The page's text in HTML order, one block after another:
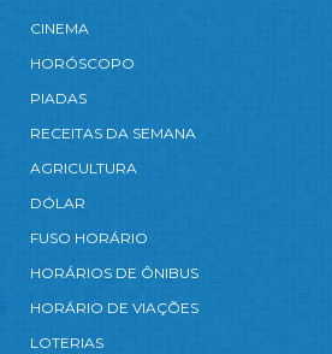
CINEMA
HORÓSCOPO
PIADAS
RECEITAS DA SEMANA
AGRICULTURA
DÓLAR
FUSO HORÁRIO
HORÁRIOS DE ÔNIBUS
HORÁRIO DE VIAÇÕES
LOTERIAS